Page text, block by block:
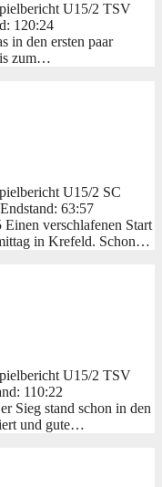
U15/2 TSV
120:24
in den ersten paar
zum…
U15/2 SC
63:57
verschlafenen Start
in Krefeld. Schon…
U15/2 TSV
110:22
Sieg stand schon in den
und gute…